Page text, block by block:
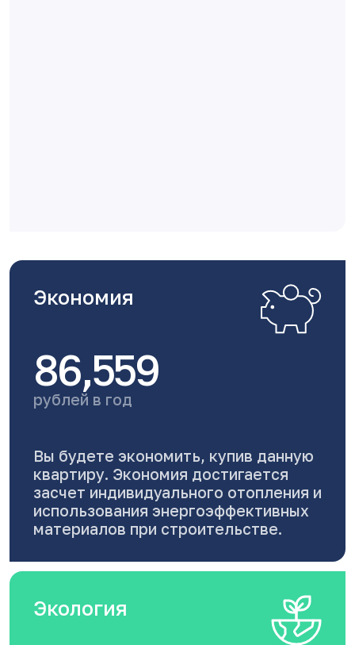
Экономия
86,559
рублей в год
Вы будете экономить, купив данную
квартиру. Экономия достигается
засчет индивидуального отопления и
использования энергоэффективных
материалов при строительстве.
Экология